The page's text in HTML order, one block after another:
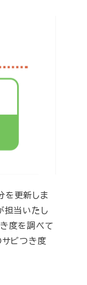
を更新しま
担当いたし
度を調べて
サビつき度